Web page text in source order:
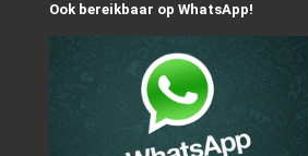
Ook bereikbaar op WhatsApp!